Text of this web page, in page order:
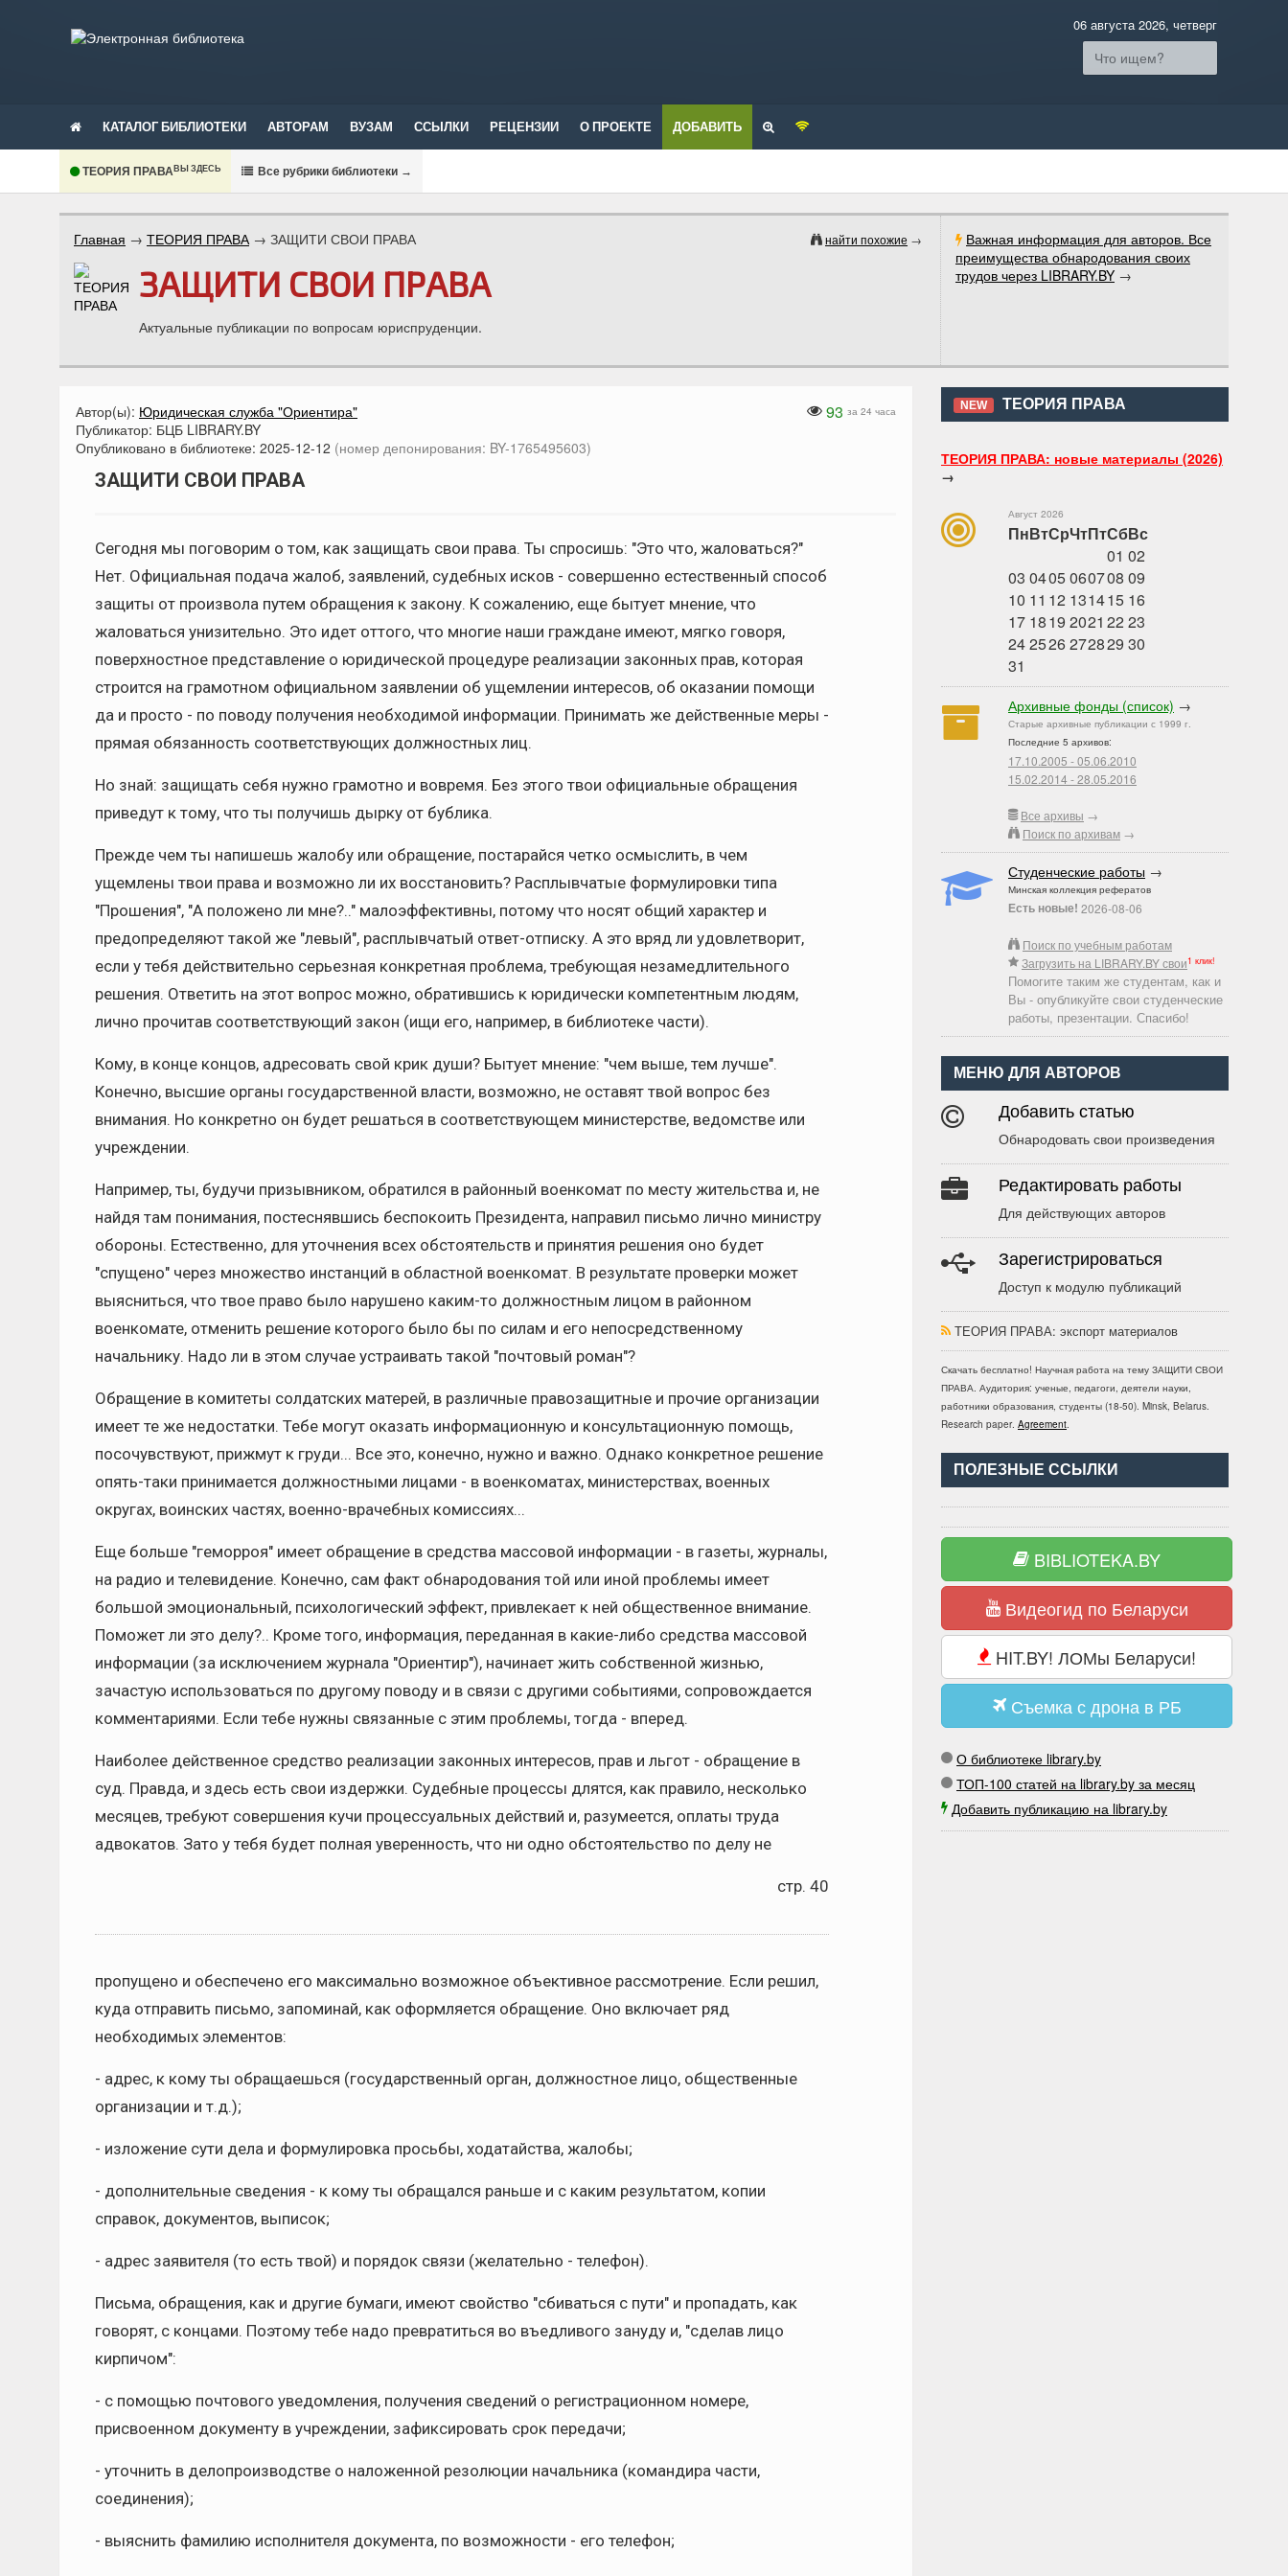
06 августа 2026, четверг
КАТАЛОГ БИБЛИОТЕКИ АВТОРАМ ВУЗАМ ССЫЛКИ РЕЦЕНЗИИ О ПРОЕКТЕ ДОБАВИТЬ
ТЕОРИЯ ПРАВАВЫ ЗДЕСЬ Все рубрики библиотеки →
Важная информация для авторов. Все
преимущества обнародования своих
трудов через LIBRARY.BY →
найти похожие →
Главная → ТЕОРИЯ ПРАВА→ ЗАЩИТИ СВОИ ПРАВА
ЗАЩИТИ СВОИ ПРАВА
Актуальные публикации по вопросам юриспруденции.
NEW ТЕОРИЯ ПРАВА
ТЕОРИЯ ПРАВА: новые материалы (2026)
→
Август 2026
ПнВтСрЧтПтСбВс
01 02
03 0405060708 09
10 11 12 131415 16
17 1819 2021 22 23
242526272829 30
31
Архивные фонды (список) →
Старые архивные публикации с 1999 г.
Последние 5 архивов:
17.10.2005 - 05.06.2010
15.02.2014 - 28.05.2016
Все архивы →
Поиск по архивам →
Студенческие работы →
Минская коллекция рефератов
Есть новые! 2026-08-06
Поиск по учебным работам
Загрузить на LIBRARY.BY свои1 клик!
Помогите таким же студентам, как и
Вы - опубликуйте свои студенческие
работы, презентации. Спасибо!
МЕНЮ ДЛЯ АВТОРОВ
Добавить статью
Обнародовать свои произведения
Редактировать работы
Для действующих авторов
Зарегистрироваться
Доступ к модулю публикаций
ТЕОРИЯ ПРАВА: экспорт материалов
Скачать бесплатно! Научная работа на тему ЗАЩИТИ СВОИ
ПРАВА. Аудитория: ученые, педагоги, деятели науки,
работники образования, студенты (18-50). Minsk, Belarus.
Research paper. Agreement.
ПОЛЕЗНЫЕ ССЫЛКИ
BIBLIOTEKA.BY
Видеогид по Беларуси
HIT.BY! ЛОМы Беларуси!
Съемка с дрона в РБ
О библиотеке library.by
ТОП-100 статей на library.by за месяц
Добавить публикацию на library.by
93 за 24 часа
Автор(ы): Юридическая служба "Ориентира"
Публикатор: БЦБ LIBRARY.BY
Опубликовано в библиотеке: 2025-12-12 (номер депонирования: BY-1765495603)
ЗАЩИТИ СВОИ ПРАВА
Сегодня мы поговорим о том, как защищать свои права. Ты спросишь: "Это что, жаловаться?"
Нет. Официальная подача жалоб, заявлений, судебных исков - совершенно естественный способ
защиты от произвола путем обращения к закону. К сожалению, еще бытует мнение, что
жаловаться унизительно. Это идет оттого, что многие наши граждане имеют, мягко говоря,
поверхностное представление о юридической процедуре реализации законных прав, которая
строится на грамотном официальном заявлении об ущемлении интересов, об оказании помощи
да и просто - по поводу получения необходимой информации. Принимать же действенные меры -
прямая обязанность соответствующих должностных лиц.
Но знай: защищать себя нужно грамотно и вовремя. Без этого твои официальные обращения
приведут к тому, что ты получишь дырку от бублика.
Прежде чем ты напишешь жалобу или обращение, постарайся четко осмыслить, в чем
ущемлены твои права и возможно ли их восстановить? Расплывчатые формулировки типа
"Прошения", "А положено ли мне?.." малоэффективны, потому что носят общий характер и
предопределяют такой же "левый", расплывчатый ответ-отписку. А это вряд ли удовлетворит,
если у тебя действительно серьезная конкретная проблема, требующая незамедлительного
решения. Ответить на этот вопрос можно, обратившись к юридически компетентным людям,
лично прочитав соответствующий закон (ищи его, например, в библиотеке части).
Кому, в конце концов, адресовать свой крик души? Бытует мнение: "чем выше, тем лучше".
Конечно, высшие органы государственной власти, возможно, не оставят твой вопрос без
внимания. Но конкретно он будет решаться в соответствующем министерстве, ведомстве или
учреждении.
Например, ты, будучи призывником, обратился в районный военкомат по месту жительства и, не
найдя там понимания, постеснявшись беспокоить Президента, направил письмо лично министру
обороны. Естественно, для уточнения всех обстоятельств и принятия решения оно будет
"спущено" через множество инстанций в областной военкомат. В результате проверки может
выясниться, что твое право было нарушено каким-то должностным лицом в районном
военкомате, отменить решение которого было бы по силам и его непосредственному
начальнику. Надо ли в этом случае устраивать такой "почтовый роман"?
Обращение в комитеты солдатских матерей, в различные правозащитные и прочие организации
имеет те же недостатки. Тебе могут оказать информационную и консультационную помощь,
посочувствуют, прижмут к груди... Все это, конечно, нужно и важно. Однако конкретное решение
опять-таки принимается должностными лицами - в военкоматах, министерствах, военных
округах, воинских частях, военно-врачебных комиссиях...
Еще больше "геморроя" имеет обращение в средства массовой информации - в газеты, журналы,
на радио и телевидение. Конечно, сам факт обнародования той или иной проблемы имеет
большой эмоциональный, психологический эффект, привлекает к ней общественное внимание.
Поможет ли это делу?.. Кроме того, информация, переданная в какие-либо средства массовой
информации (за исключением журнала "Ориентир"), начинает жить собственной жизнью,
зачастую использоваться по другому поводу и в связи с другими событиями, сопровождается
комментариями. Если тебе нужны связанные с этим проблемы, тогда - вперед.
Наиболее действенное средство реализации законных интересов, прав и льгот - обращение в
суд. Правда, и здесь есть свои издержки. Судебные процессы длятся, как правило, несколько
месяцев, требуют совершения кучи процессуальных действий и, разумеется, оплаты труда
адвокатов. Зато у тебя будет полная уверенность, что ни одно обстоятельство по делу не
стр. 40
пропущено и обеспечено его максимально возможное объективное рассмотрение. Если решил,
куда отправить письмо, запоминай, как оформляется обращение. Оно включает ряд
необходимых элементов:
- адрес, к кому ты обращаешься (государственный орган, должностное лицо, общественные
организации и т.д.);
- изложение сути дела и формулировка просьбы, ходатайства, жалобы;
- дополнительные сведения - к кому ты обращался раньше и с каким результатом, копии
справок, документов, выписок;
- адрес заявителя (то есть твой) и порядок связи (желательно - телефон).
Письма, обращения, как и другие бумаги, имеют свойство "сбиваться с пути" и пропадать, как
говорят, с концами. Поэтому тебе надо превратиться во въедливого зануду и, "сделав лицо
кирпичом":
- с помощью почтового уведомления, получения сведений о регистрационном номере,
присвоенном документу в учреждении, зафиксировать срок передачи;
- уточнить в делопроизводстве о наложенной резолюции начальника (командира части,
соединения);
- выяснить фамилию исполнителя документа, по возможности - его телефон;